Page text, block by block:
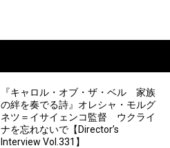
『キャロル・オブ・ザ・ベル 家族
の絆を奏でる詩』オレシャ・モルグ
ネツ＝イサイェンコ監督 ウクライ
ナを忘れないで【Director’s
Interview Vol.331】